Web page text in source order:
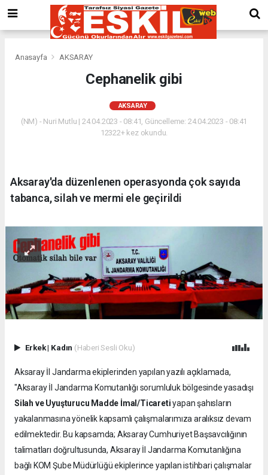
Anasayfa AKSARAY
Cephanelik gibi
AKSARAY
(NM) - Nuri Mutlu | 24.04.2023 - 08:41, Güncelleme: 24.04.2023 - 08:41
12322+ kez okundu.
Aksaray'da düzenlenen operasyonda çok sayıda
tabanca, silah ve mermi ele geçirildi
Erkek| Kadın (Haberi Sesli Oku)
Aksaray İl Jandarma ekiplerinden yapılan yazılı açıklamada,
"Aksaray İl Jandarma Komutanlığı sorumluluk bölgesinde yasadışı
Silah ve Uyuşturucu Madde İmal/Ticaretiyapan şahısların
yakalanmasına yönelik kapsamlı çalışmalarımıza aralıksız devam
edilmektedir. Bu kapsamda; Aksaray Cumhuriyet Başsavcılığının
talimatları doğrultusunda, Aksaray İl Jandarma Komutanlığına
bağlı KOM Şube Müdürlüğü ekiplerince yapılan istihbari çalışmalar